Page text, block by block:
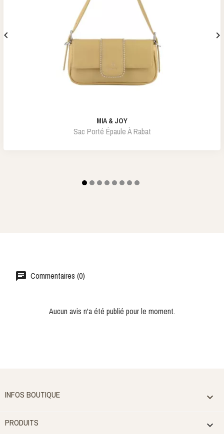
MIA & JOY
Sac Porté Épaule À Rabat
 
Commentaires (0)
Aucun avis n'a été publié pour le moment.
INFOS BOUTIQUE 
PRODUITS 